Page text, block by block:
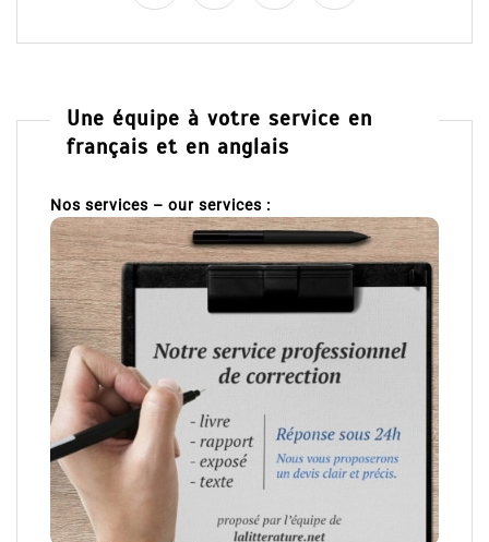
Une équipe à votre service en
français et en anglais
Nos services – our services :